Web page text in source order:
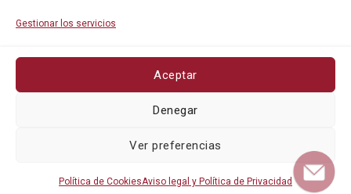
Gestionar los servicios
Aceptar
Denegar
Ver preferencias
Política de CookiesAviso legal y Política de Privacidad
Política de privacidad
Política de cookies
©Pegaso Safety 2026. Todos los derechos reservados.